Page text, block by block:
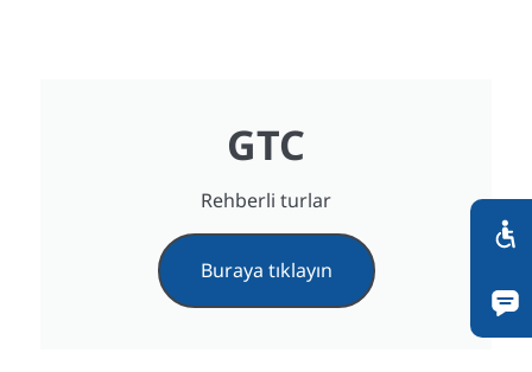
GTC
Rehberli turlar
Buraya tıklayın